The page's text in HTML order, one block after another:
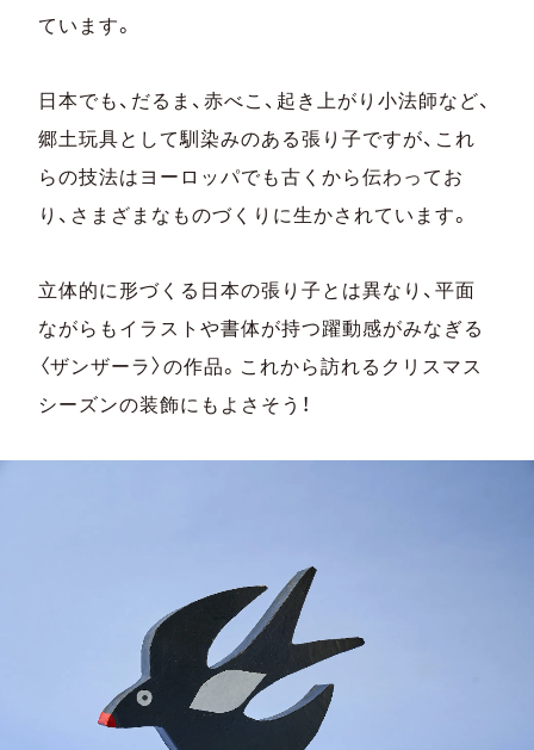
ています。
日本でも、だるま、赤べこ、起き上がり小法師など、
郷土玩具として馴染みのある張り子ですが、これ
らの技法はヨーロッパでも古くから伝わってお
り、さまざまなものづくりに生かされています。
立体的に形づくる日本の張り子とは異なり、平面
ながらもイラストや書体が持つ躍動感がみなぎる
〈ザンザーラ〉の作品。これから訪れるクリスマス
シーズンの装飾にもよさそう！